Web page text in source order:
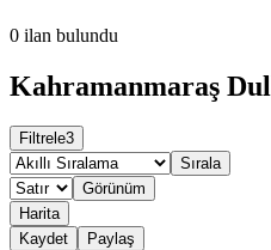
0 ilan bulundu
Kahramanmaraş
Filtrele3
Sırala
Görünüm
Harita
Kaydet
Paylaş